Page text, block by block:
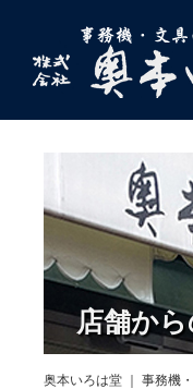
content
店舗か
奥本いろは堂 ｜ 事務機